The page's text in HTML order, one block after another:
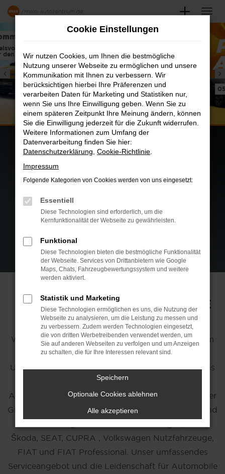
Zum
springen
9.999,-€
05.09. bis 26.09.2026
MAZ / MEIN-AUTOZENTRUM.DE
Willkommen bei maz/mein-autozentrum.de – Ihrem
kompetenten Partner für Mobilität. Unsere
Unternehmensgruppe, bestehend aus der Autohaus
Wolter GmbH, Dannacker & Laudien GmbH,
Autohaus Könecke M&M GmbH und Autohaus Niber
GmbH, bietet Ihnen eine breite Auswahl an Neu- und
Škoda, SEAT, CUPRA , Volkswagen Nutzfahrzeuge,
FIAT und FIAT Professional. Unser umfassendes
Serviceangebot und die Leidenschaft für Automobile
Cookie Einstellungen
Wir nutzen Cookies, um Ihnen die bestmögliche
Nutzung unserer Webseite zu ermöglichen und unsere
Kommunikation mit Ihnen zu verbessern. Wir
berücksichtigen hierbei Ihre Präferenzen und
verarbeiten Daten für Marketing und Statistiken nur,
wenn Sie uns Ihre Einwilligung geben. Wenn Sie zu
einem späteren Zeitpunkt Ihre Meinung ändern, können
Sie die Einwilligung jederzeit für die Zukunft widerrufen.
Weitere Informationen zum Umfang der
Datenverarbeitung finden Sie hier:
Datenschutzerklärung Cookie-Richtlinie
Impressum
Folgende Kategorien von Cookies werden von uns eingesetzt:
Essentiell
Diese Technologien sind erforderlich, um die
Kernfunktionalität der Webseite zu gewährleisten.
Funktional
Diese Technologien bieten die bestmögliche Funktionalität
der Webseite. Services von Drittanbietern wie Google
Maps, Chats, Fahrzeugbewertungssystem und weitere
werden aktiviert.
Statistik und Marketing
Diese Technologien ermöglichen es uns, die Nutzung der
Webseite zu analysieren, um die Leistung zu messen und
zu verbessern. Zudem werden Technologien eingesetzt,
die von dritten Werbetreibenden verwendet werden, um
Sie auf anderen Webseiten zu verfolgen und um Anzeigen
zu schalten, die für Ihre Interessen relevant sind.
Speichern
Optionale Cookies ablehnen
Alle akzeptieren